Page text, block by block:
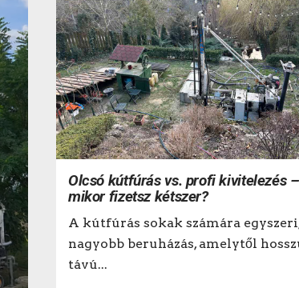
Olcsó kútfúrás vs. profi kivitelezés –
mikor fizetsz kétszer?
A kútfúrás sokak számára
nagyobb beruházás, amelytől
távú...